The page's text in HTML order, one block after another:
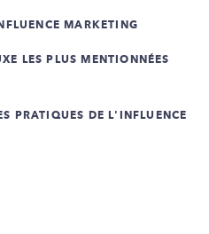
MARKETING
LES PLUS MENTIONNÉES
PRATIQUES DE L'INFLUENCE